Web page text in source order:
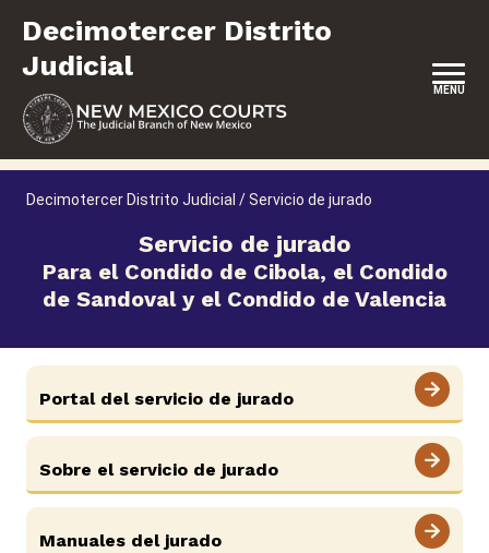
contenido
Decimotercer Distrito
Judicial
MENU
Carreras
Pago de sanciones y aranceles
ADA y adaptaciones
Decimotercer Distrito Judicial /Servicio de jurado
Servicio de jurado
Para el Condido de Cibola, el Condido
de Sandoval y el Condido de Valencia
Portal del servicio de jurado
Sobre el servicio de jurado
Manuales del jurado